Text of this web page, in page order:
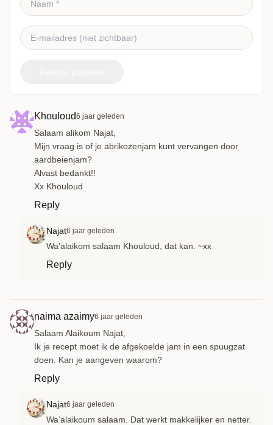
Khouloud6 jaar geleden
Salaam alikom Najat,
Mijn vraag is of je abrikozenjam kunt vervangen door
aardbeienjam?
Alvast bedankt!!
Xx Khouloud
Reply
Najat6 jaar geleden
Wa’alaikom salaam Khouloud, dat kan. ~xx
Reply
naima azaimy6 jaar geleden
Salaam Alaikoum Najat,
Ik je recept moet ik de afgekoelde jam in een spuugzat
doen. Kan je aangeven waarom?
Reply
Najat6 jaar geleden
Wa’alaikoum salaam. Dat werkt makkelijker en netter.